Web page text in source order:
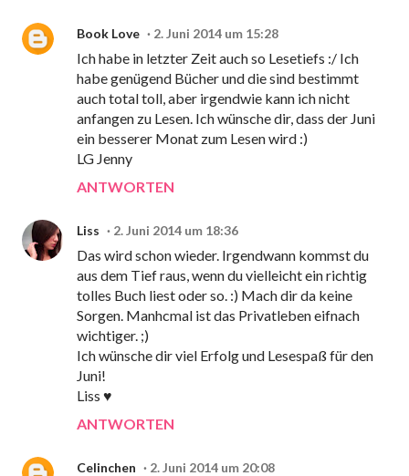
Book Love 2. Juni 2014 um 15:28
Ich habe in letzter Zeit auch so Lesetiefs :/ Ich
habe genügend Bücher und die sind bestimmt
auch total toll, aber irgendwie kann ich nicht
anfangen zu Lesen. Ich wünsche dir, dass der Juni
ein besserer Monat zum Lesen wird :)
LG Jenny
ANTWORTEN
Liss 2. Juni 2014 um 18:36
Das wird schon wieder. Irgendwann kommst du
aus dem Tief raus, wenn du vielleicht ein richtig
tolles Buch liest oder so. :) Mach dir da keine
Sorgen. Manhcmal ist das Privatleben eifnach
wichtiger. ;)
Ich wünsche dir viel Erfolg und Lesespaß für den
Juni!
Liss ♥
ANTWORTEN
Celinchen 2. Juni 2014 um 20:08